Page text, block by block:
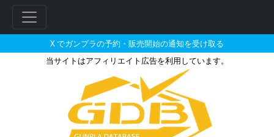
X でガンプラの予約・販売開始の通知を受け取る
当サイトはアフィリエイト広告を利用しています。
ビルダーズパーツHD ノンスケ